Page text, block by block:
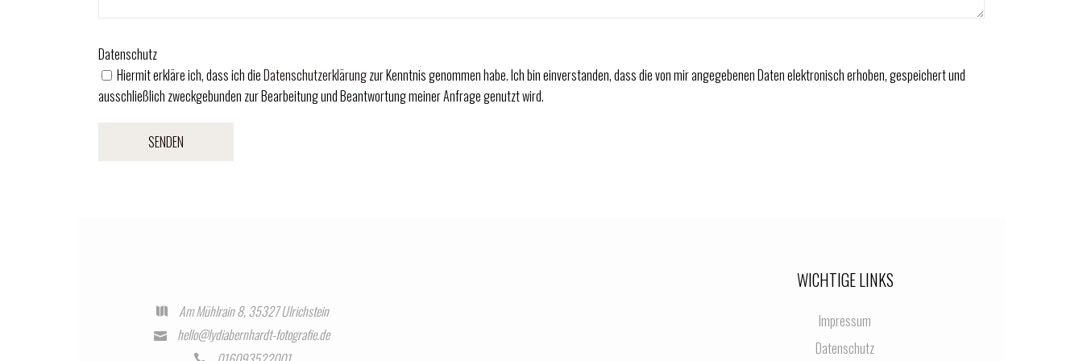
Datenschutz
Hiermit erkläre ich, dass ich dieDatenschutzerklärungzur Kenntnis genommen habe. Ich bin einverstanden, dass die von mir angegebenen Daten elektronisch erhoben, gespeichert und
ausschließlich zweckgebunden zur Bearbeitung und Beantwortung meiner Anfrage genutzt wird.
Am Mühlrain 8, 35327 Ulrichstein
hello@lydiabernhardt-fotografie.de
WICHTIGE LINKS
Impressum
Datenschutz